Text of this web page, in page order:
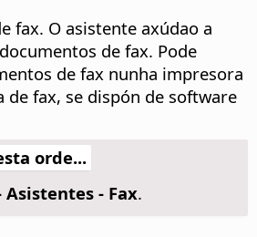
fax. O asistente axúdao a
de fax. Pode
de fax nunha impresora
de fax, se dispón de software
orde...
Asistentes - Fax.